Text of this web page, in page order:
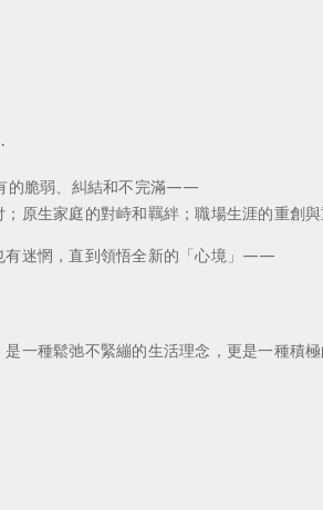
的脆弱、糾結和不完滿——
原生家庭的對峙和羈絆；職場生涯的重創
有迷惘，直到領悟全新的「心境」——
是一種鬆弛不緊繃的生活理念，更是一種